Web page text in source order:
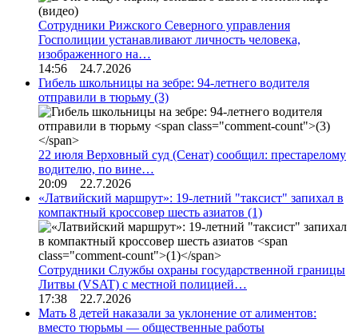
Сотрудники Рижского Северного управления
Госполиции устанавливают личность человека,
изображенного на…
14:56 24.7.2026
Гибель школьницы на зебре: 94-летнего водителя
отправили в тюрьму (3)
22 июля Верховный суд (Сенат) сообщил: престарелому
водителю, по вине…
20:09 22.7.2026
«Латвийский маршрут»: 19-летний "таксист" запихал в
компактный кроссовер шесть азиатов (1)
Сотрудники Службы охраны государственной границы
Литвы (VSAT) с местной полицией…
17:38 22.7.2026
Мать 8 детей наказали за уклонение от алиментов:
вместо тюрьмы — общественные работы